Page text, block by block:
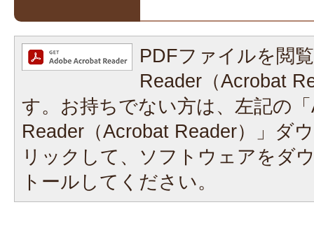
PDFファイルを閲
Reader（Acrobat
す。お持ちでない方は、左記の
Reader（Acrobat Reader）」ダ
リックして、ソフトウェアをダ
トールしてください。